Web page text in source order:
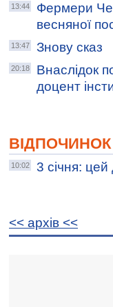
13:44
Фермери
весняної
13:47 Знову сказ
20:18
Внаслідок
доцент
ВІДПОЧИНОК
10:02
3 січня: цей
<< архiв <<